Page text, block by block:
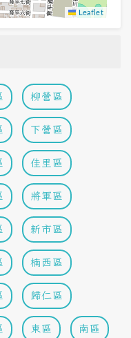
Leaflet
柳營區
下營區
佳里區
將軍區
新市區
楠西區
歸仁區
東區 南區